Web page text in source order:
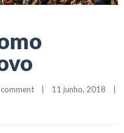
| 11 junho, 2018 |